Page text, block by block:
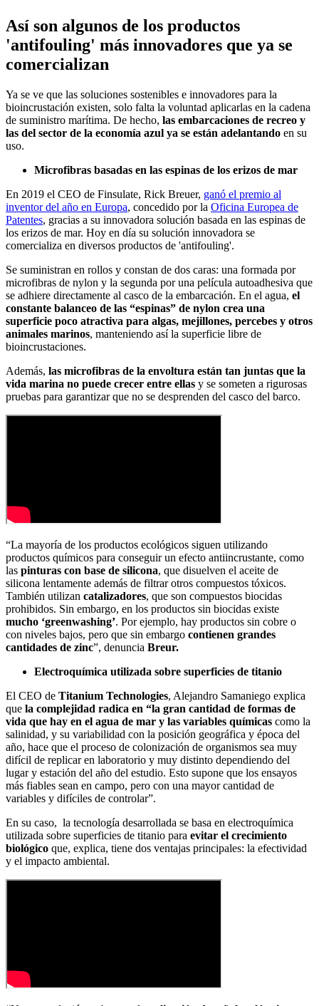
Así son algunos de los productos
'antifouling' más innovadores que ya se
comercializan
Ya se ve que las soluciones sostenibles e innovadores para la
bioincrustación existen, solo falta la voluntad aplicarlas en la cadena
de suministro marítima. De hecho, las embarcaciones de recreo y
las del sector de la economía azul ya se están adelantando en su
uso.
Microfibras basadas en las espinas de los erizos de mar
En 2019 el CEO de Finsulate, Rick Breuer, ganó el premio al
inventor del año en Europa, concedido por la Oficina Europea de
Patentes, gracias a su innovadora solución basada en las espinas de
los erizos de mar. Hoy en día su solución innovadora se
comercializa en diversos productos de 'antifouling'.
Se suministran en rollos y constan de dos caras: una formada por
microfibras de nylon y la segunda por una película autoadhesiva que
se adhiere directamente al casco de la embarcación. En el agua, el
constante balanceo de las “espinas” de nylon crea una
superficie poco atractiva para algas, mejillones, percebes y otros
animales marinos, manteniendo así la superficie libre de
bioincrustaciones.
Además, las microfibras de la envoltura están tan juntas que la
vida marina no puede crecer entre ellas y se someten a rigurosas
pruebas para garantizar que no se desprenden del casco del barco.
“La mayoría de los productos ecológicos siguen utilizando
productos químicos para conseguir un efecto antiincrustante, como
las pinturas con base de silicona, que disuelven el aceite de
silicona lentamente además de filtrar otros compuestos tóxicos.
También utilizan catalizadores, que son compuestos biocidas
prohibidos. Sin embargo, en los productos sin biocidas existe
mucho ‘greenwashing’. Por ejemplo, hay productos sin cobre o
con niveles bajos, pero que sin embargo contienen grandes
cantidades de zinc”, denuncia Breur.
Electroquímica utilizada sobre superficies de titanio
El CEO de Titanium Technologies, Alejandro Samaniego explica
que la complejidad radica en “la gran cantidad de formas de
vida que hay en el agua de mar y las variables químicas como la
salinidad, y su variabilidad con la posición geográfica y época del
año, hace que el proceso de colonización de organismos sea muy
difícil de replicar en laboratorio y muy distinto dependiendo del
lugar y estación del año del estudio. Esto supone que los ensayos
más fiables sean en campo, pero con una mayor cantidad de
variables y difíciles de controlar”.
En su caso, la tecnología desarrollada se basa en electroquímica
utilizada sobre superficies de titanio para evitar el crecimiento
biológico que, explica, tiene dos ventajas principales: la efectividad
y el impacto ambiental.